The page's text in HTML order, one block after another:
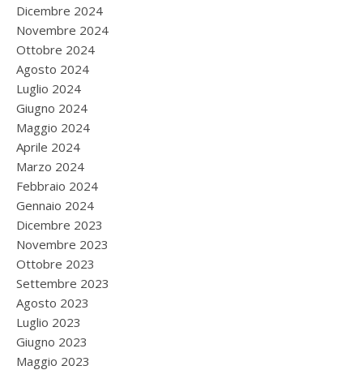
Dicembre 2024
Novembre 2024
Ottobre 2024
Agosto 2024
Luglio 2024
Giugno 2024
Maggio 2024
Aprile 2024
Marzo 2024
Febbraio 2024
Gennaio 2024
Dicembre 2023
Novembre 2023
Ottobre 2023
Settembre 2023
Agosto 2023
Luglio 2023
Giugno 2023
Maggio 2023